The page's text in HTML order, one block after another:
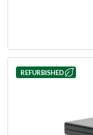
REFURBISHED